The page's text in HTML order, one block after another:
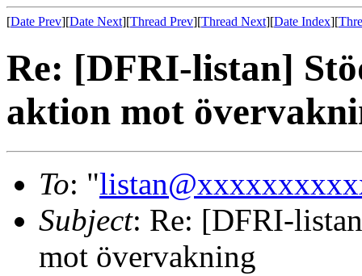
[Date Prev][Date Next][Thread Prev][Thread Next][Date Index][
Re: [DFRI-listan]
aktion mot
To: "
Subject: Re: [DFRI-
mot övervakning